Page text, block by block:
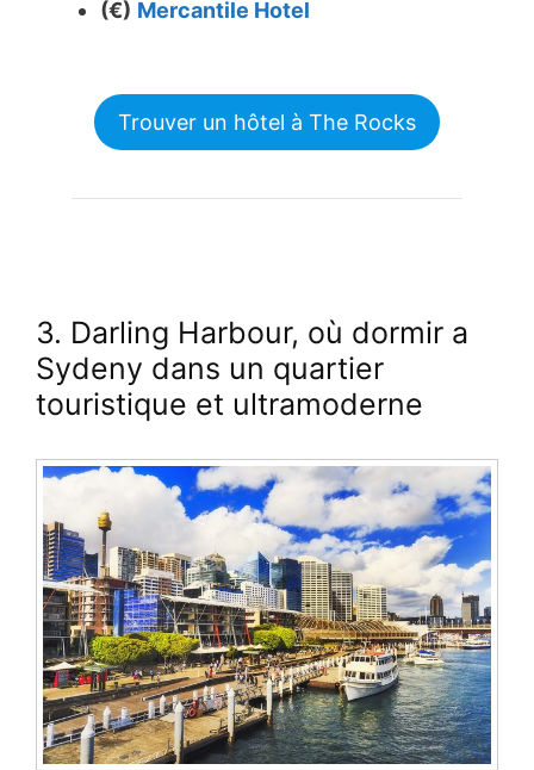
(€) Mercantile Hotel
Trouver un hôtel à The Rocks
3. Darling Harbour, où dormir a
Sydeny dans un quartier
touristique et ultramoderne